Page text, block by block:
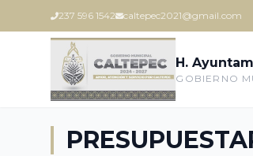
237 596 1542 caltepec2021@gmail.com
H.
GOBIERNO